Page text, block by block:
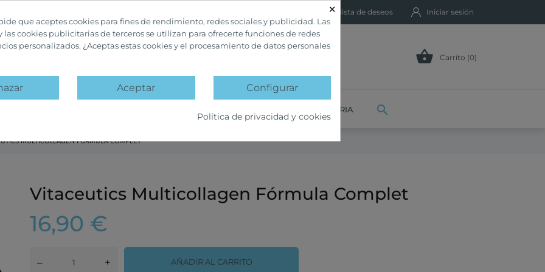
Mi lista de deseos Iniciar sesión
 Carrito (0)
VETERINARIA 
MULTICOLLAGEN FÓRMULA COMPLET
Vitaceutics Multicollagen Fórmula Complet
16,90 €
– + AÑADIR AL CARRITO
×
que aceptes cookies para fines de rendimiento, redes sociales y publicidad. Las
las cookies publicitarias de terceros se utilizan para ofrecerte funciones de redes
personalizados. ¿Aceptas estas cookies y el procesamiento de datos personales
Aceptar Configurar
Política de privacidad y cookies